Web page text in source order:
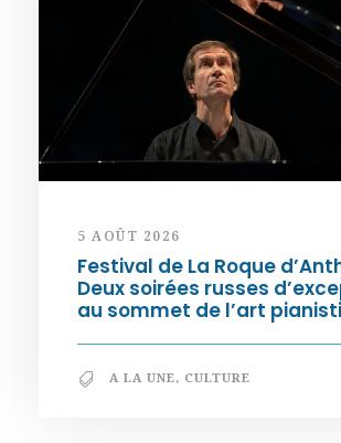
5 AOÛT 2026
Festival de La Roque
Deux soirées russes
au sommet de l’art
A LA UNE, CULTURE